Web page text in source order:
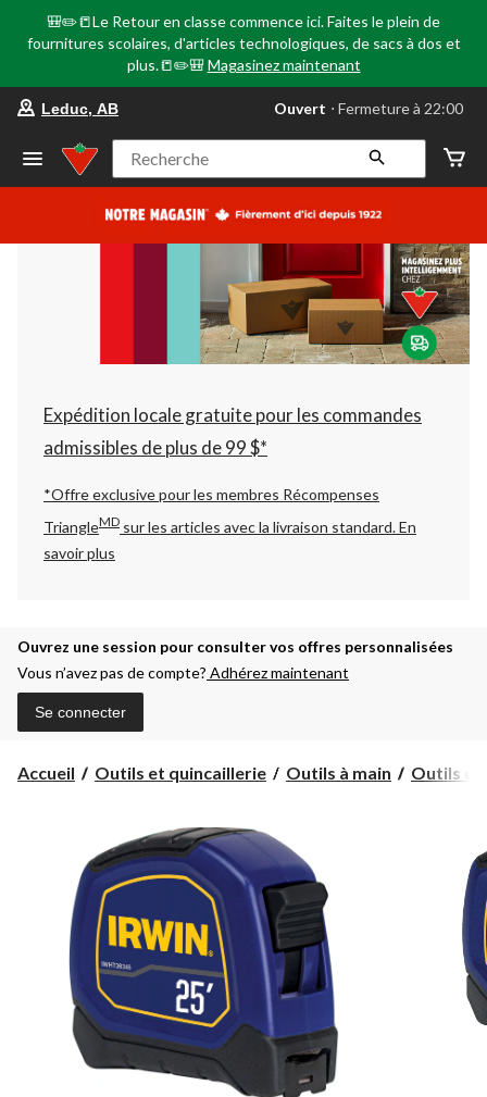
🎒✏️📒Le Retour en classe commence ici. Faites le plein de
fournitures scolaires, d'articles technologiques, de sacs à dos et
plus.📒✏️🎒 Magasinez maintenant
votre
préféré
Leduc,
AB,
courament
Fermeture
à
22:00
cliquer
pour
changer
Leduc, AB Ouvert ⋅ Fermeture à 22:00
Recherche
Expédition locale gratuite pour les commandes
admissibles de plus de 99 $*
*Offre exclusive pour les membres Récompenses
TriangleMD sur les articles avec la livraison standard.En
savoir plus
Ouvrez une session pour consulter vos offres personnalisées
Vous n’avez pas de compte? Adhérez maintenant
Se connecter
Accueil Outils et quincaillerie Outils à main Outils